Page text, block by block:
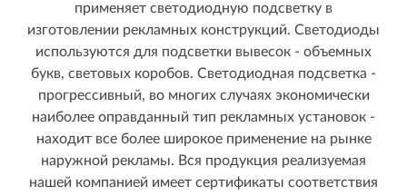
применяет светодиодную подсветку в
изготовлении рекламных конструкций. Светодиоды
используются для подсветки вывесок - объемных
букв, световых коробов. Светодиодная подсветка -
прогрессивный, во многих случаях экономически
наиболее оправданный тип рекламных установок -
находит все более широкое применение на рынке
наружной рекламы. Вся продукция реализуемая
нашей компанией имеет сертификаты соответствия